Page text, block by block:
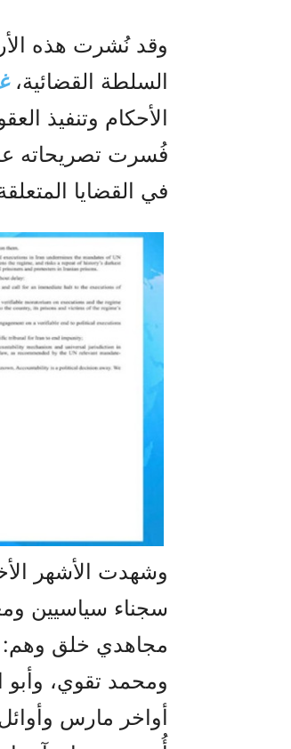
وقد نُشرت هذه
السلطة القضائية،
الأحكام وتنفيذ
فُسرت تصريحاته
في القضايا
وشهدت الأشهر
سجناء سياسيين
مجاهدي خلق وهم:
ومحمد تقوي، وأبو
أواخر مارس وأوائل